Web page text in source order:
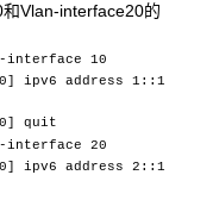
Vlan-interface20的
interface 10
ipv6 address 1::1
quit
interface 20
ipv6 address 2::1